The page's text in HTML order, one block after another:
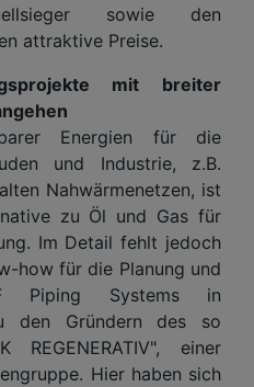
sowie den
attraktive Preise.
mit breiter
Energien für die
und Industrie, z.B.
Nahwärmenetzen, ist
zu Öl und Gas für
Im Detail fehlt jedoch
how für die Planung und
Piping Systems in
den Gründern des so
REGENERATIV", einer
Hier haben sich